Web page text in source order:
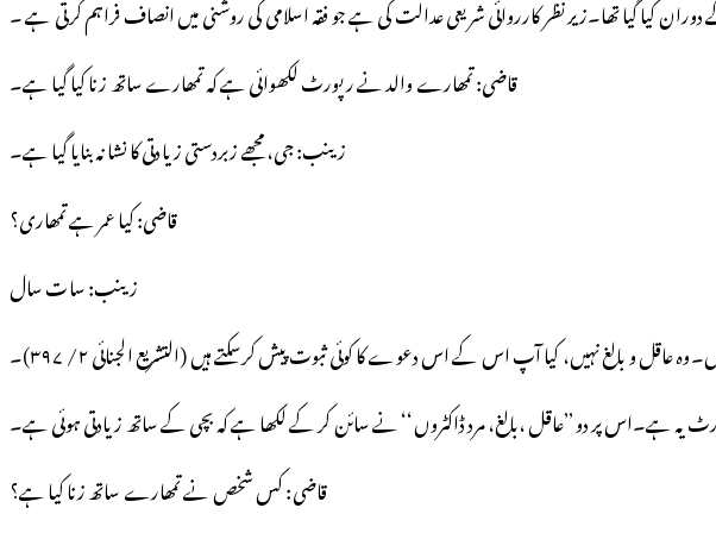
کیا گیا تھا۔زیر نظر کارروائی شریعی عدالت کی ہے جو فقہ اسلامی کی روشنی میں انصاف فراہم کرتی ہے ۔
قاضی: تمھارے والد نے رپورٹ لکھوائی ہے کہ تمھارے ساتھ زنا کیا گیا ہے۔
زینب: جی، مجھے زبردستی زیادتی کا نشانہ بنایا گیا ہے۔
قاضی: کیا عمر ہے تمھاری؟
زینب: سات سال
و بالغ نہیں، کیا آپ اس کے اس دعوے کا کوئی ثبوت پیش کرسکتے ہیں (التشریع الجنائی ۲/ ۳۹۷)۔
یہ ہے۔اس پر دو ’’عاقل ،بالغ، مرد ڈاکٹروں‘‘ نے سائن کر کے لکھا ہے کہ بچی کے ساتھ زیادتی ہوئی ہے۔
قاضی: کس شخص نے تمھارے ساتھ زنا کیا ہے؟